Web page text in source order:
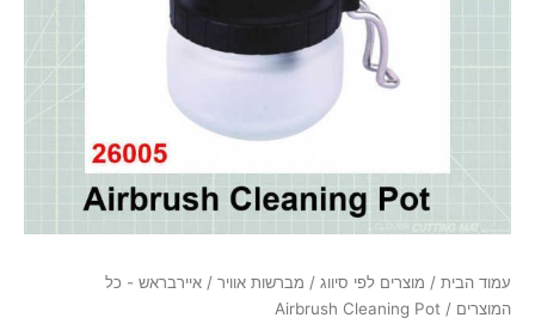
סמן קישורים
לאפס
האפשרויות
עמוד הבית / מוצרים לפי סיווג / מברשות אוויר / איירבראש - כל
המוצרים / Airbrush Cleaning Pot